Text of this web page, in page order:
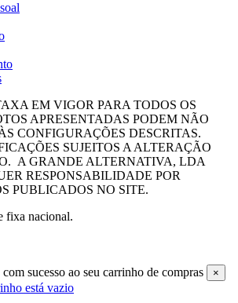
EM VIGOR PARA TODOS OS
APRESENTADAS PODEM NÃO
CONFIGURAÇÕES DESCRITAS.
SUJEITOS A ALTERAÇÃO
A GRANDE ALTERNATIVA, LDA
RESPONSABILIDADE POR
PUBLICADOS NO SITE.
fixa nacional.
sucesso ao seu carrinho de compras ×
está vazio